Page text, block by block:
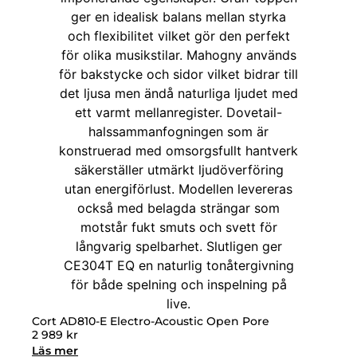
Cort AD810-E Electro-Acoustic Open Pore
2 989 kr
Läs mer